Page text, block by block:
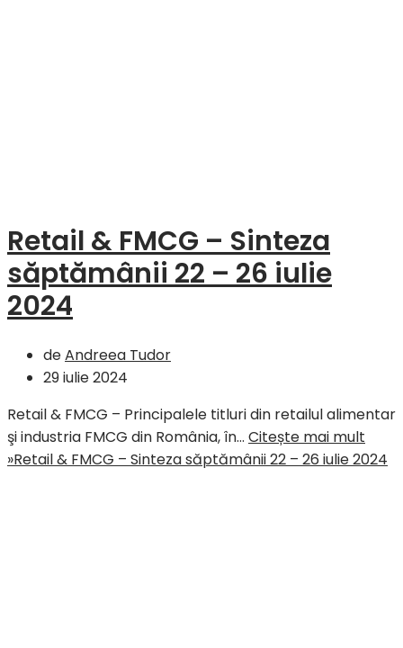
Retail & FMCG – Sinteza
săptămânii 22 – 26 iulie
2024
deAndreea Tudor
29 iulie 2024
Retail & FMCG – Principalele titluri din retailul alimentar
şi industria FMCG din România, în… Citește mai mult
»Retail & FMCG – Sinteza săptămânii 22 – 26 iulie 2024